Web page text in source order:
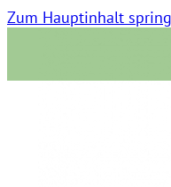
Zum Hauptinhalt